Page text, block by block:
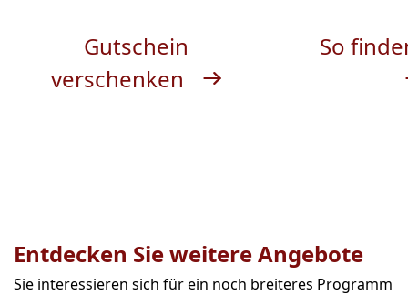
Gutschein
verschenken
So
Entdecken Sie weitere Angebote
Sie interessieren sich für ein noch breiteres Programm